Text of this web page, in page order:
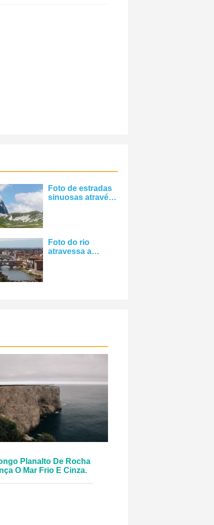
Foto de estradas
sinuosas através
Foto do rio
atravessa a
Planalto De Rocha
O Mar Frio E Cinza.